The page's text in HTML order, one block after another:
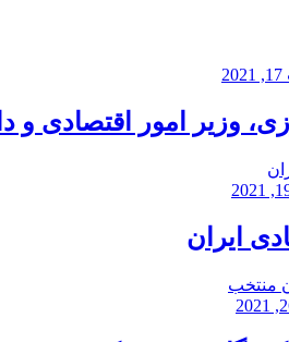
وزیر امور اقتصادی و
ایران